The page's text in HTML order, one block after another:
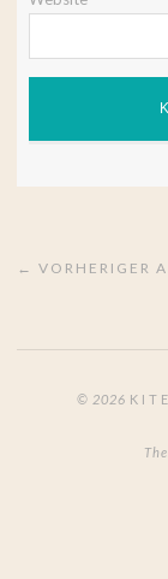
← VORHERIGER
© 2026